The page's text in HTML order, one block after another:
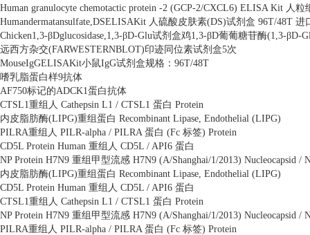
Human granulocyte chemotactic protein -2 (GCP-2/CXCL6) ELISA Kit 人粒
Humandermatansulfate,DSELISAKit 人硫酸皮肤素(DS)试剂盒 96T/48T 进
Chicken1,3-βDglucosidase,1,3-βD-Glu试剂盒鸡1,3-βD葡葡糖苷酶(1,3-βD-
远西方杂交(FARWESTERNBLOT)印迹同位素试剂盒5次
MouseIgGELISAKit小鼠IgG试剂盒规格： 96T/48T
嗜乳脂蛋白样9抗体
AF750标记的ADCK1蛋白抗体
CTSL1重组人 Cathepsin L1 / CTSL1 蛋白 Protein
内皮脂肪酶(LIPG)重组蛋白 Recombinant Lipase, Endothelial (LIPG)
PILRA重组人 PILR-alpha / PILRA 蛋白 (Fc 标签) Protein
CD5L Protein Human 重组人 CD5L / API6 蛋白
NP Protein H7N9 重组甲型流感 H7N9 (A/Shanghai/1/2013) Nucleocapsid /
内皮脂肪酶(LIPG)重组蛋白 Recombinant Lipase, Endothelial (LIPG)
CD5L Protein Human 重组人 CD5L / API6 蛋白
CTSL1重组人 Cathepsin L1 / CTSL1 蛋白 Protein
NP Protein H7N9 重组甲型流感 H7N9 (A/Shanghai/1/2013) Nucleocapsid /
PILRA重组人 PILR-alpha / PILRA 蛋白 (Fc 标签) Protein